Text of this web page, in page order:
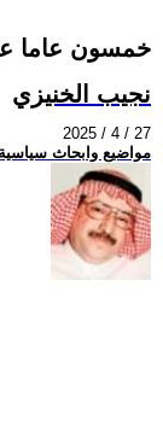
خمسون عاما
نجيب الخنيزي
2025 / 4 / 27
مواضيع وابحاث سياسية